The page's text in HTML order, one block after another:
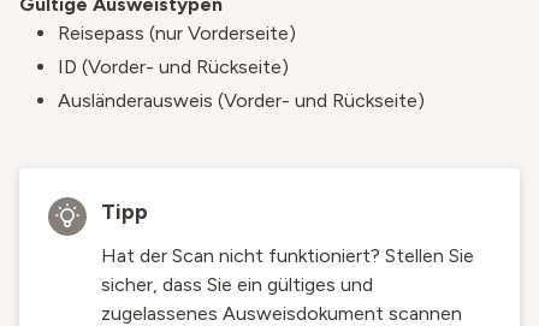
Reisepass (nur Vorderseite)
ID (Vorder- und Rückseite)
Ausländerausweis (Vorder- und Rückseite)
Tipp
Hat der Scan nicht funktioniert? Stellen Sie
sicher, dass Sie ein gültiges und
zugelassenes Ausweisdokument scannen